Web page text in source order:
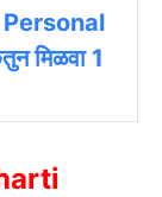
Personal
मिळवा 1